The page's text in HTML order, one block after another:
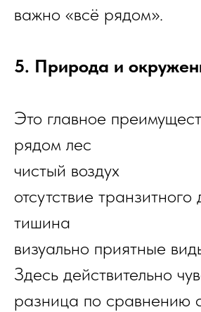
важно «всё рядом».
5. Природа и
Это главное
рядом лес
чистый воздух
отсутствие
тишина
визуально приятные
Здесь действительно
разница по сравнению